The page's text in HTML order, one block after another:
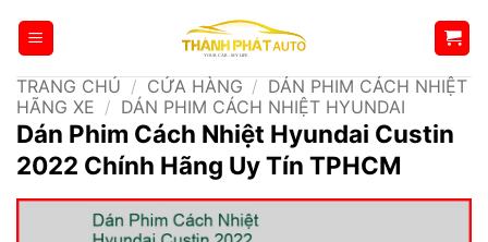
qua
dungTRANG CHỦ / CỬA HÀNG / DÁN PHIM CÁCH NHIỆT
HÃNG XE / DÁN PHIM CÁCH NHIỆT HYUNDAI
Dán Phim Cách Nhiệt Hyundai Custin
2022 Chính Hãng Uy Tín TPHCM